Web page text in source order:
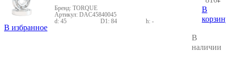
В избранное
DAC45840045
45
84 -
TORQUE
В
В
наличии